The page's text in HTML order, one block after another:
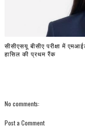
सीसीएसयू बीसीए परीक्षा में
हासिल की प्रथम रैंक
No comments:
Post a Comment